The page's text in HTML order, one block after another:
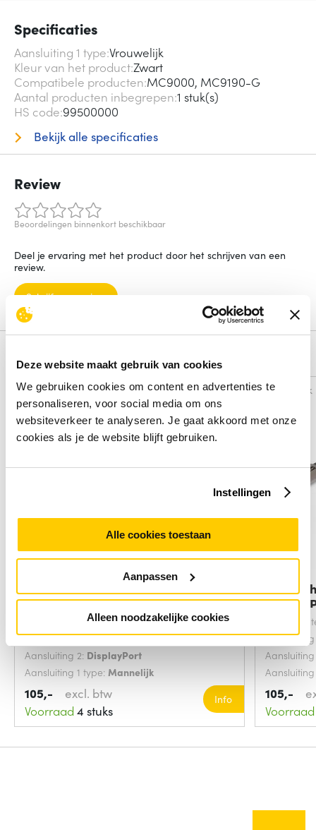
Deze website maakt gebruik van cookies
We gebruiken cookies om content en advertenties te
personaliseren, voor social media om ons
websiteverkeer te analyseren. Je gaat akkoord met onze
cookies als je de website blijft gebruiken.
Instellingen
Alle cookies toestaan
Aanpassen
Alleen noodzakelijke cookies
Specificaties
Aansluiting 1 type Vrouwelijk
Kleur van het productZwart
Compatibele producten MC9000, MC9190-G
Aantal producten inbegrepen 1 stuk(s)
HS code 99500000
Bekijk alle specificaties
Review
Beoordelingen binnenkort beschikbaar
Deel je ervaring met het product door het schrijven van een
review.
Schrijf een review
Alternatieven
Vergelijk
StarTech.com HDMI naar
DisplayPort kabel
3 Meters
Aansluiting 1:HDMI Type A (Standaard)
Aansluiting 2: DisplayPort
Aansluiting 1 type: Mannelijk
105,-
excl. btw
Voorraad 4 stuks
Info
Vergelijk
105,-
Voorraad